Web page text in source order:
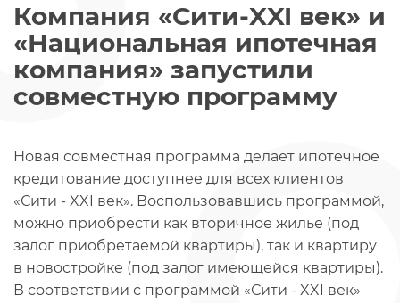
Компания «Сити-XXI век» и
«Национальная ипотечная
компания» запустили
совместную программу
Новая совместная программа делает ипотечное
кредитование доступнее для всех клиентов
«Сити - XXI век». Воспользовавшись программой,
можно приобрести как вторичное жилье (под
залог приобретаемой квартиры), так и квартиру
в новостройке (под залог имеющейся квартиры).
В соответствии с программой «Сити - XXI век»